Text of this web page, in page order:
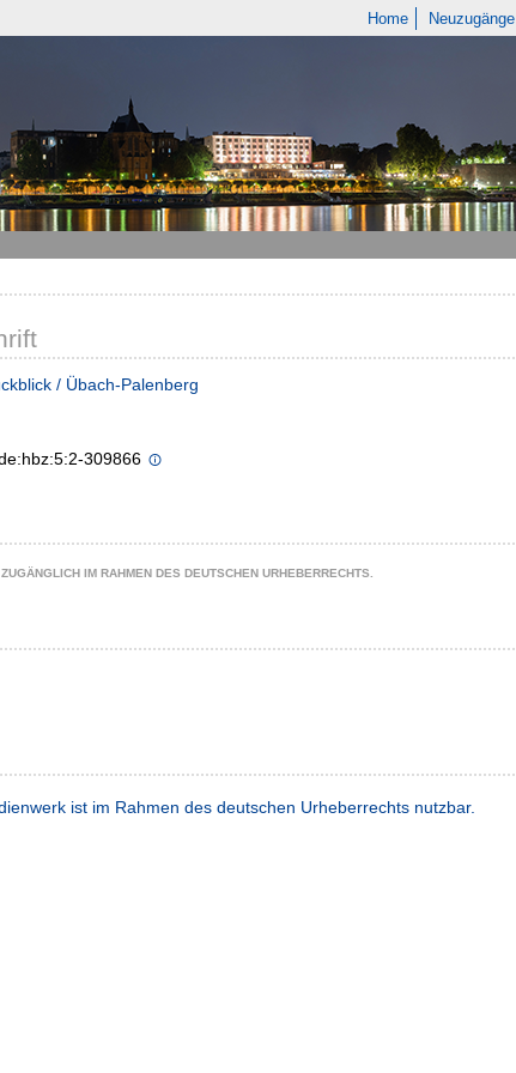
Home Neuzugänge
/ Übach-Palenberg
309866
IM RAHMEN DES DEUTSCHEN URHEBERRECHTS.
ist im Rahmen des deutschen Urheberrechts nutzbar.